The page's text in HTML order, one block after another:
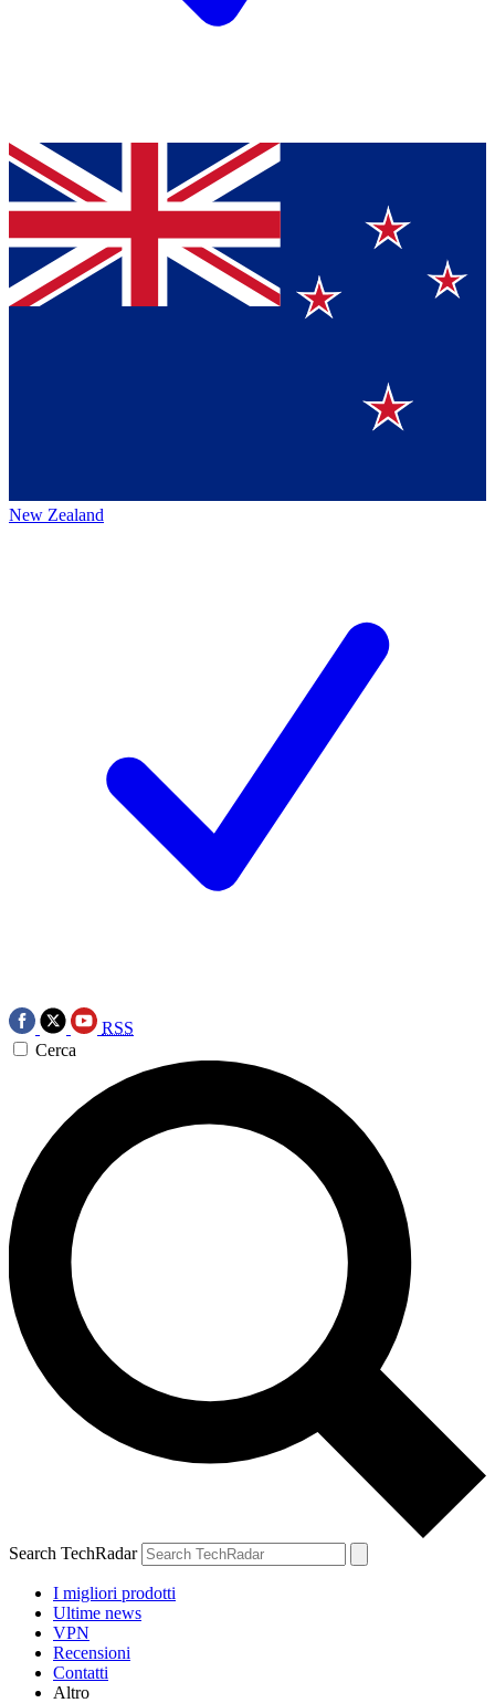
New Zealand
RSS
Cerca
Search TechRadar
I migliori prodotti
Ultime news
VPN
Recensioni
Contatti
Altro